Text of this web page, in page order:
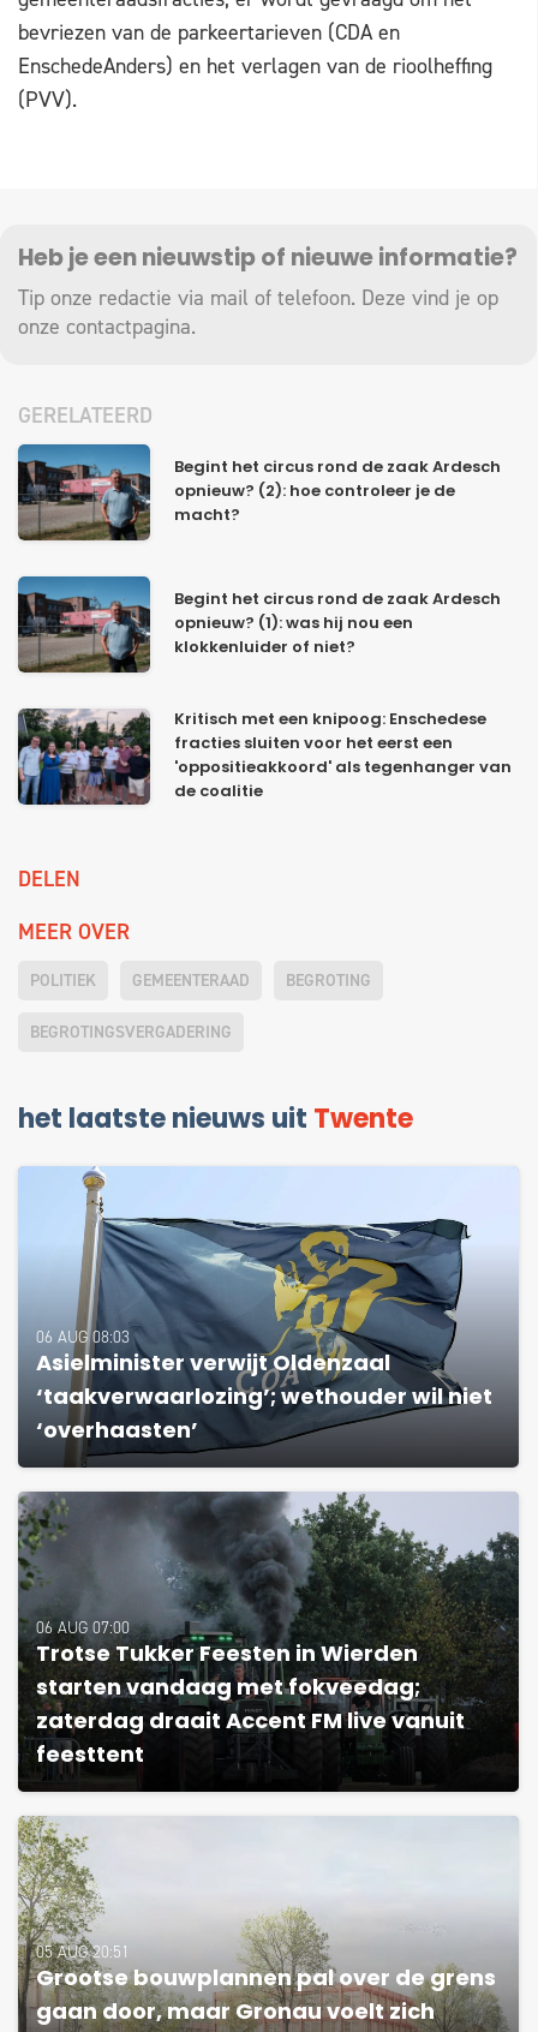
bevriezen van de parkeertarieven (CDA en
EnschedeAnders) en het verlagen van de rioolheffing
(PVV).
Heb je een nieuwstip of nieuwe informatie?
Tip onze redactie via mail of telefoon. Deze vind je op
onze contactpagina.
GERELATEERD
Begint het circus rond de zaak Ardesch
opnieuw? (2): hoe controleer je de
macht?
Begint het circus rond de zaak Ardesch
opnieuw? (1): was hij nou een
klokkenluider of niet?
Kritisch met een knipoog: Enschedese
fracties sluiten voor het eerst een
'oppositieakkoord' als tegenhanger van
de coalitie
DELEN
MEER OVER
POLITIEK GEMEENTERAAD BEGROTING
BEGROTINGSVERGADERING
het laatste nieuws uit Twente
06 AUG 08:03
Asielminister verwijt Oldenzaal
‘taakverwaarlozing’; wethouder wil niet
‘overhaasten’
06 AUG 07:00
Trotse Tukker Feesten in Wierden
starten vandaag met fokveedag;
zaterdag draait Accent FM live vanuit
feesttent
05 AUG 20:51
Grootse bouwplannen pal over de grens
gaan door, maar Gronau voelt zich